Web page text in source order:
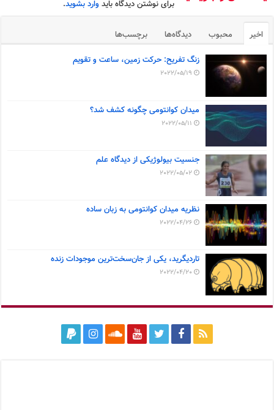
برای نوشتن دیدگاه بایدوارد بشوید.
اخیر محبوب دیدگاه‌ها برچسب‌ها
زنگ تفریح: حرکت زمین، ساعت و تقویم
2022/05/19
میدان کوانتومی چگونه کشف شد؟
2022/05/11
جنسیت بیولوژیکی از دیدگاه علم
2022/05/02
نظریه میدان کوانتومی به زبان ساده
2022/04/26
تاردیگرید، یکی از جان‌سخت‌ترین موجودات زنده
2022/04/20